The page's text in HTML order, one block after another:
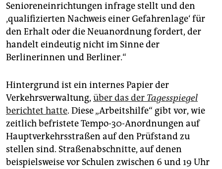
Senioreneinrichtungen infrage stellt und den
‚qualifizierten Nachweis einer Gefahrenlage‘ für
den Erhalt oder die Neuanordnung fordert, der
handelt eindeutig nicht im Sinne der
Berlinerinnen und Berliner.“
Hintergrund ist ein internes Papier der
Verkehrsverwaltung, über das der Tagesspiegel
berichtet hatte. Diese „Arbeitshilfe“ gibt vor, wie
zeitlich befristete Tempo-30-Anordnungen auf
Hauptverkehrsstraßen auf den Prüfstand zu
stellen sind. Straßenabschnitte, auf denen
beispielsweise vor Schulen zwischen 6 und 19 Uhr